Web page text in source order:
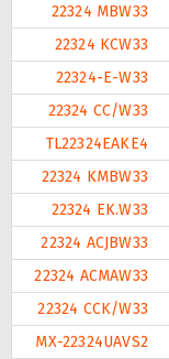
22324 MBW33
22324 KCW33
22324-E-W33
22324 CC/W33
TL22324EAKE4
22324 KMBW33
22324 EK.W33
22324 ACJBW33
22324 ACMAW33
22324 CCK/W33
MX-22324UAVS2